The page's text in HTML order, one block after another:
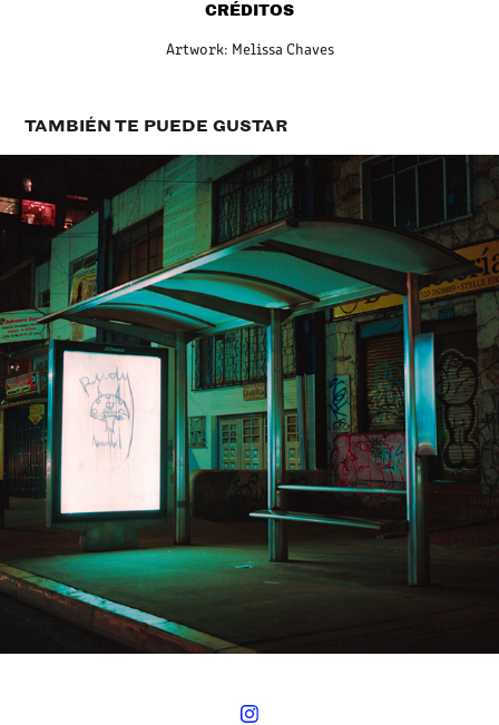
CRÉDITOS
Artwork: Melissa Chaves
TAMBIÉN TE PUEDE GUSTAR
FANTASMAS